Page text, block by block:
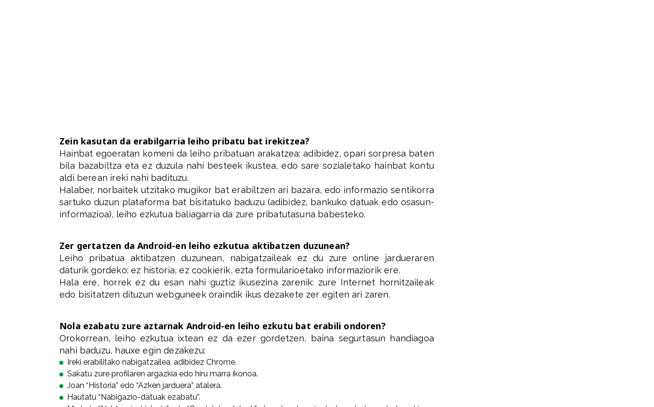
Zein kasutan da erabilgarria leiho pribatu bat irekitzea?
Hainbat egoeratan komeni da leiho pribatuan arakatzea: adibidez, opari sorpresa baten
bila bazabiltza eta ez duzula nahi besteek ikustea, edo sare sozialetako hainbat kontu
aldi berean ireki nahi badituzu.
Halaber, norbaitek utzitako mugikor bat erabiltzen ari bazara, edo informazio sentikorra
sartuko duzun plataforma bat bisitatuko baduzu (adibidez, bankuko datuak edo osasun-
informazioa), leiho ezkutua baliagarria da zure pribatutasuna babesteko.
Zer gertatzen da Android-en leiho ezkutua aktibatzen duzunean?
Leiho pribatua aktibatzen duzunean, nabigatzaileak ez du zure online jardueraren
daturik gordeko: ez historia, ez cookierik, ezta formularioetako informaziorik ere.
Hala ere, horrek ez du esan nahi guztiz ikusezina zarenik: zure Internet hornitzaileak
edo bisitatzen dituzun webguneek oraindik ikus dezakete zer egiten ari zaren.
Nola ezabatu zure aztarnak Android-en leiho ezkutu bat erabili ondoren?
Orokorrean, leiho ezkutua ixtean ez da ezer gordetzen, baina segurtasun handiagoa
nahi baduzu, hauxe egin dezakezu:
Ireki erabilitako nabigatzailea, adibidez Chrome.
Sakatu zure profilaren argazkia edo hiru marra ikonoa.
Joan “Historia” edo “Azken jarduera” atalera.
Hautatu “Nabigazio-datuak ezabatu”.